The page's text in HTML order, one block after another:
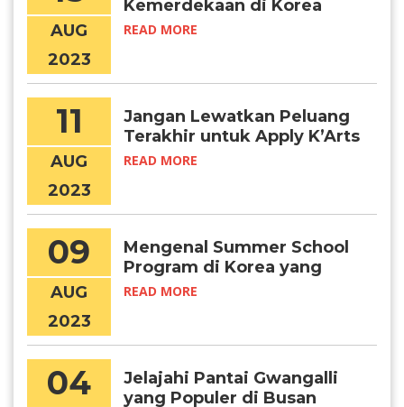
AUG
2023
Kemerdekaan di Korea
Selatan
READ MORE
11
AUG
2023
Jangan Lewatkan Peluang
Terakhir untuk Apply K’Arts
2024
READ MORE
09
AUG
2023
Mengenal Summer School
Program di Korea yang
Semakin Diminati
READ MORE
04
Jelajahi Pantai Gwangalli
yang Populer di Busan